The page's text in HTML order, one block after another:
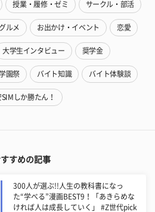
授業・履修・ゼミ サークル・部活
グルメ お出かけ・イベント 恋愛
大学生インタビュー 奨学金
園祭 バイト知識 バイト体験談
しか勝たん！
すめの記事
300人が選ぶ!!人生の教科書になっ
た“学べる”漫画BEST9！「あきらめな
ければ人は成長していく」 #Z世代pick